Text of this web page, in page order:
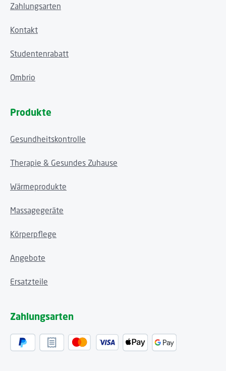
Zahlungsarten
Kontakt
Studentenrabatt
Ombrio
Produkte
Gesundheitskontrolle
Therapie & Gesundes Zuhause
Wärmeprodukte
Massagegeräte
Körperpflege
Angebote
Ersatzteile
Zahlungsarten